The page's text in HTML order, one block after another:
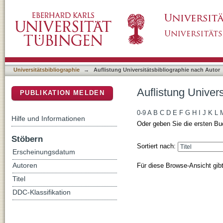
Universitätsbibliographie → Auflistung Universitätsbibliographie nach Autor
Auflistung
0-9 A B C D E F G H J K L
Oder geben Sie die ersten
Sortiert nach:
Für diese Browse-Ansicht
PUBLIKATION MELDEN
Hilfe und Informationen
Stöbern
Erscheinungsdatum
Autoren
Titel
DDC-Klassifikation